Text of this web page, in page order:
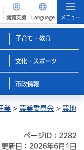
閲覧支援 Language メニュー
子育て・教育
文化・スポーツ
市政情報
業 > 農業委員会 > 農地
ページID：2282
更新日：2026年6月1日